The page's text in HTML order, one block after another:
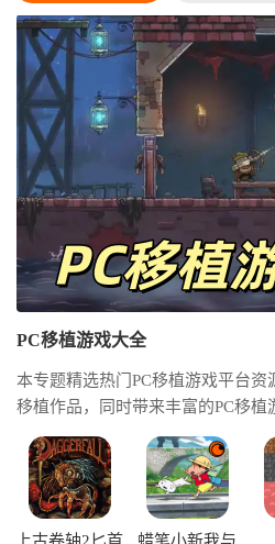
PC移植游戏大全
本专题精选热门PC移植游戏平台
移植作品，同时带来丰富的PC移
足不同玩家的喜好。PC移植游戏模
更流畅地体验经典PC游戏。